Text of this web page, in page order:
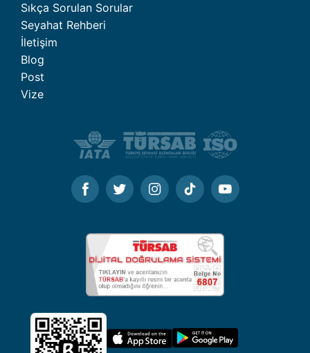
Sıkça Sorulan Sorular
Seyahat Rehberi
İletişim
Blog
Post
Vize